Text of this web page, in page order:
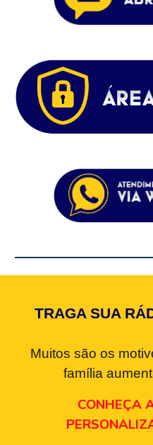
TRAGA SUA
Muitos são os
família
CONHEÇA